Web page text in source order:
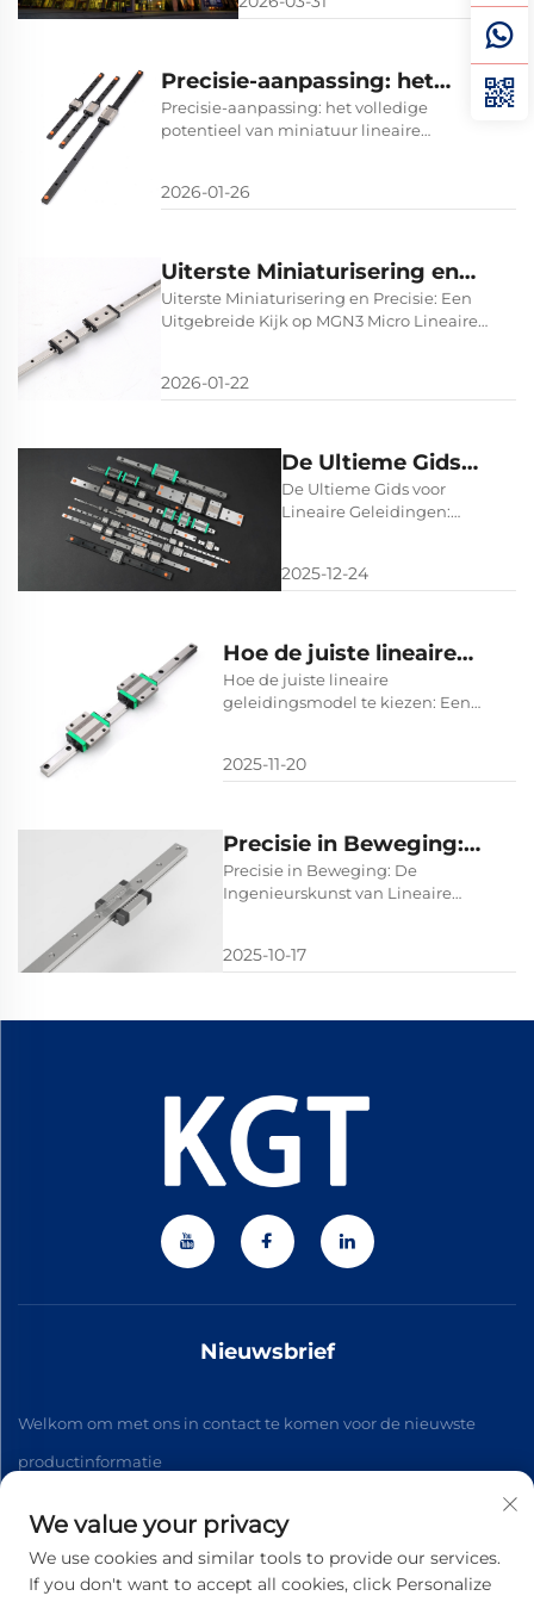
welkom voor een
Beurstijd: 9:00 – 18:00 uur (13
standnummer C3, hal 4, Bui...
Precisie-aanpassing: het
volledige potentieel van
miniatuur lineaire
Precisie-aanpassing: het volledige
potentieel van miniatuur lineaire
2026-01-26
Uiterste Miniaturisering en
Precisie: Een Uitgebreide Kijk
op MGN3 Micro Lineaire
Uiterste Miniaturisering en Precisie: Een
Uitgebreide Kijk op MGN3 Micro Lineaire
2026-01-22
De Ultieme Gids
voor Lineaire
Geleidingen:
Toepassingen en
gemaakte
Oplossingen voor
Industriële
De Ultieme Gids voor
Lineaire Geleidingen:
Oplossingen voor
2025-12-24
Hoe de juiste lineaire
geleidingsmodel te
kiezen: Een gids voor
Hoe de juiste lineaire
geleidingsmodel te kiezen: Een
2025-11-20
Precisie in Beweging:
De Ingenieurskunst van
Lineaire Geleidingen
Precisie in Beweging: De
Ingenieurskunst van Lineaire
2025-10-17
Nieuwsbrief
Welkom om met ons in contact te komen voor de nieuwste
productinformatie
We value your privacy
We use cookies and similar tools to provide our services.
If you don't want to accept all cookies, click Personalize